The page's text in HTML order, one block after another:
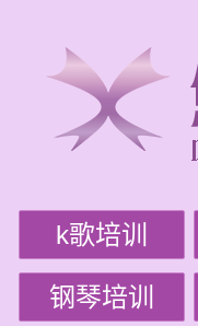
k歌培训
钢琴培训